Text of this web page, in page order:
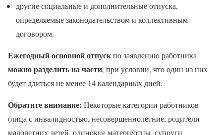
другие социальные и дополнительные отпуска,
определяемые законодательством и коллективным
договором.
Ежегодный основной отпускпо заявлению работника
можно разделить на части, при условии, что один из них
будет длиться не менее 14 календарных дней.
Обратите внимание: Некоторые категории работников
(лица с инвалидностью, несовершеннолетние, родители
малолетних детей, одинокие матери/отцы, супруги